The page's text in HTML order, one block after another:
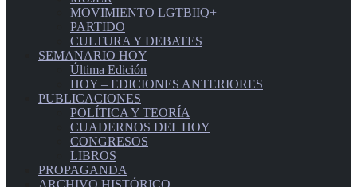
MOVIMIENTO LGTBIIQ+
PARTIDO
CULTURA Y DEBATES
SEMANARIO HOY
Última Edición
HOY – EDICIONES ANTERIORES
PUBLICACIONES
POLÍTICA Y TEORÍA
CUADERNOS DEL HOY
CONGRESOS
LIBROS
PROPAGANDA